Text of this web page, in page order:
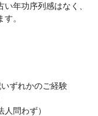
年功序列感はなく、
。
ずれかのご経験
問わず）